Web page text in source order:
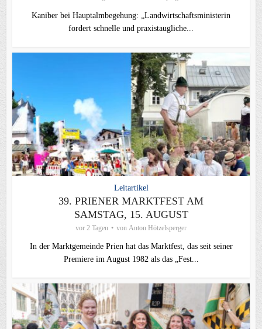
Kaniber bei Hauptalmbegehung: „Landwirtschaftsministerin
fordert schnelle und praxistaugliche...
Leitartikel
39. PRIENER MARKTFEST AM
SAMSTAG, 15. AUGUST
vor 2 Tagen von Anton Hötzelsperger
In der Marktgemeinde Prien hat das Marktfest, das seit seiner
Premiere im August 1982 als das „Fest...